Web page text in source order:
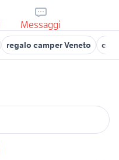
Messaggi
regalo camper Veneto